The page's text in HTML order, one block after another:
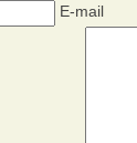
E-mail